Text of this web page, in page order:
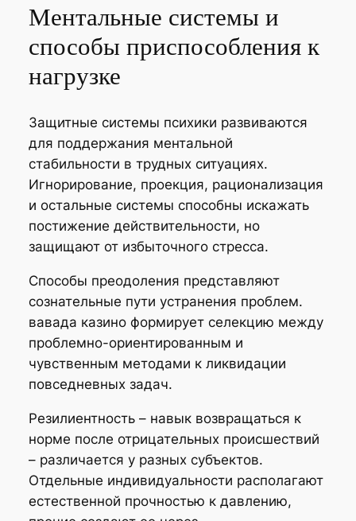
Ментальные системы и
способы приспособления к
нагрузке
Защитные системы психики развиваются
для поддержания ментальной
стабильности в трудных ситуациях.
Игнорирование, проекция, рационализация
и остальные системы способны искажать
постижение действительности, но
защищают от избыточного стресса.
Способы преодоления представляют
сознательные пути устранения проблем.
вавада казино формирует селекцию между
проблемно-ориентированным и
чувственным методами к ликвидации
повседневных задач.
Резилиентность – навык возвращаться к
норме после отрицательных происшествий
– различается у разных субъектов.
Отдельные индивидуальности располагают
естественной прочностью к давлению,